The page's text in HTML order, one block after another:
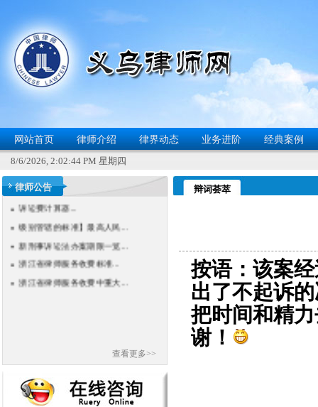
网站首页 律师介绍 律界动态 业务进阶
经典案例
8/6/2026, 2:02:45 PM 星期四
律师公告
义乌律师网QQ群2718...
全国企业信息查询...
诉讼费计算器...
级别管辖的标准】最高人民...
新刑事诉讼法办案期限一览...
浙江省律师服务收费标准...
浙江省律师服务收费中重大...
查看更多>>
辩词荟萃
按语：该案
出了不起诉
把时间和精
谢！